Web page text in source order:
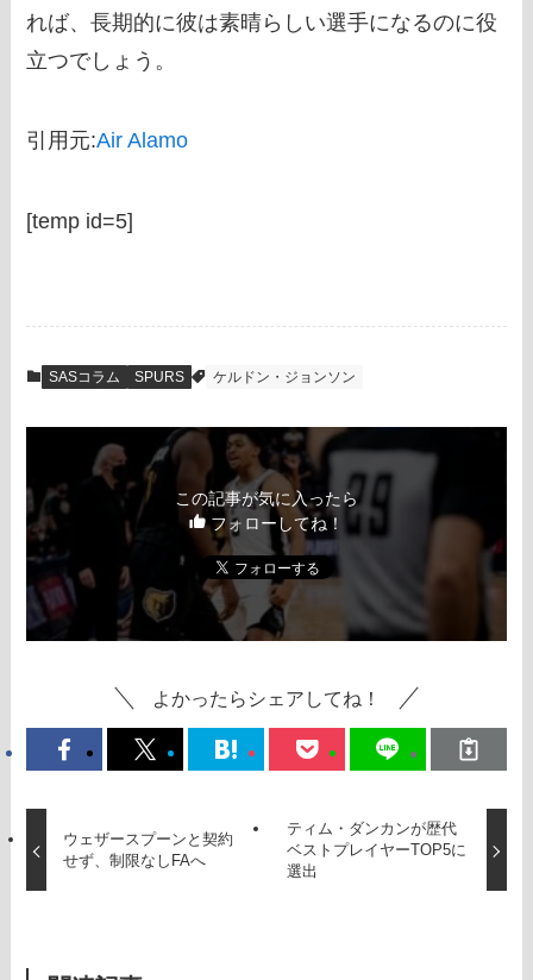
れば、長期的に彼は素晴らしい選手になるのに役
立つでしょう。
引用元:Air Alamo
[temp id=5]
SASコラム SPURS ケルドン・ジョンソン
この記事が気に入ったら
フォローしてね！
よかったらシェアしてね！
ウェザースプーンと契約
せず、制限なしFAへ
ティム・ダンカンが歴代
ベストプレイヤーTOP5に
選出